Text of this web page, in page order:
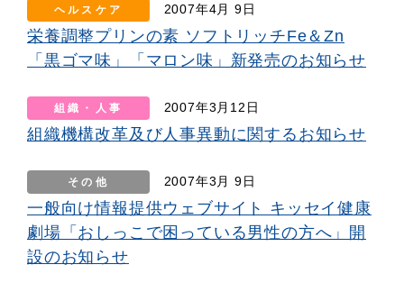
ヘルスケア 2007年4月 9日
栄養調整プリンの素 ソフトリッチFe＆Zn
「黒ゴマ味」「マロン味」新発売のお知らせ
組織・人事 2007年3月12日
組織機構改革及び人事異動に関するお知らせ
その他 2007年3月 9日
一般向け情報提供ウェブサイト キッセイ健康
劇場「おしっこで困っている男性の方へ」開
設のお知らせ